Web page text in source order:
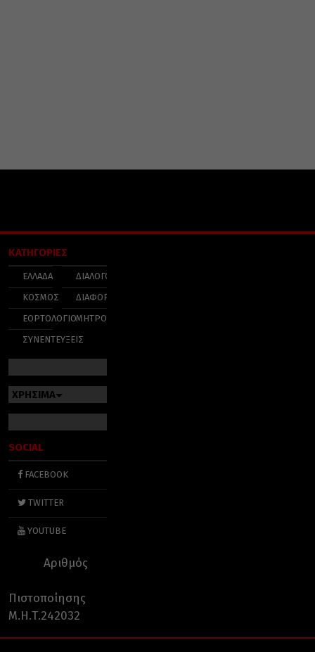
ΚΑΤΗΓΟΡΙΕΣ
ΕΛΛΑΔΑ
ΚΟΣΜΟΣ
ΕΟΡΤΟΛΟΓΙΟ
ΣΥΝΕΝΤΕΥΞΕΙΣ
ΔΙΑΛΟΓΟΣ
ΔΙΑΦΟΡΑ
ΜΗΤΡΟΠΟΛΕΙΣ
ΧΡΗΣΙΜΑ
SOCIAL
FACEBOOK
TWITTER
YOUTUBE
Αριθμός
Πιστοποίησης
Μ.Η.Τ.242032